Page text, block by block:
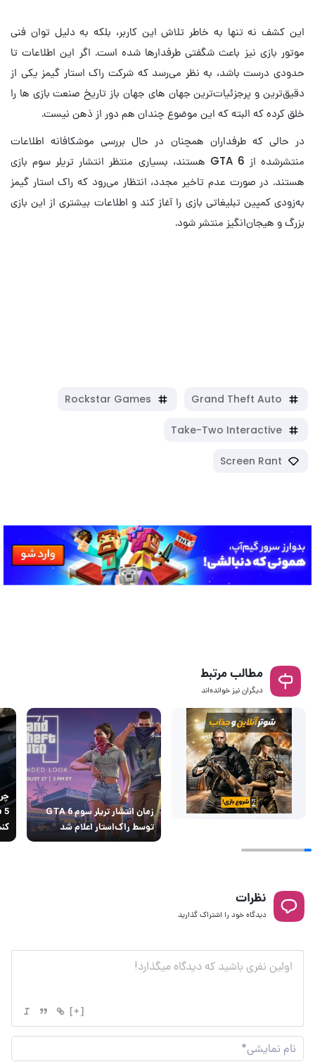
این کشف نه تنها به خاطر تلاش این کاربر، بلکه به دلیل توان فنی
موتور بازی نیز باعث شگفتی طرفدارها شده است. اگر این اطلاعات تا
حدودی درست باشد، به نظر می‌رسد که شرکت راک استار گیمز یکی از
دقیق‌ترین و پرجزئیات‌ترین جهان های جهان باز تاریخ صنعت بازی ها را
خلق کرده که البته که این موضوع چندان هم دور از ذهن نیست.
در حالی که طرفداران همچنان در حال بررسی موشکافانه اطلاعات
منتشرشده از GTA 6 هستند، بسیاری منتظر انتشار تریلر سوم بازی
هستند. در صورت عدم تاخیر مجدد، انتظار می‌رود که راک استار گیمز
به‌زودی کمپین تبلیغاتی بازی را آغاز کند و اطلاعات بیشتری از این بازی
بزرگ و هیجان‌انگیز منتشر شود.
Grand Theft Auto
Rockstar Games
Take-Two Interactive
Screen Rant
مطالب مرتبط
دیگران نیز خوانده‌اند
زمان انتشار تریلر سوم GTA 6
توسط راک‌استار اعلام شد
نظرات
دیدگاه خود را اشتراک گذارید
[+]
نام